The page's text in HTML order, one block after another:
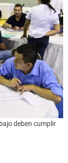
deben cumplir